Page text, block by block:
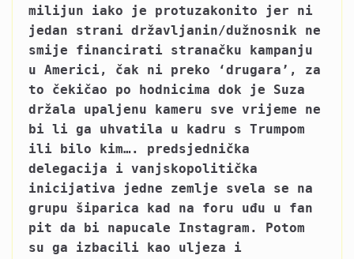
milijun iako je protuzakonito jer ni
jedan strani državljanin/dužnosnik ne
smije financirati stranačku kampanju
u Americi, čak ni preko ‘drugara’, za
to čekičao po hodnicima dok je Suza
držala upaljenu kameru sve vrijeme ne
bi li ga uhvatila u kadru s Trumpom
ili bilo kim…. predsjednička
delegacija i vanjskopolitička
inicijativa jedne zemlje svela se na
grupu šiparica kad na foru uđu u fan
pit da bi napucale Instagram. Potom
su ga izbacili kao uljeza i